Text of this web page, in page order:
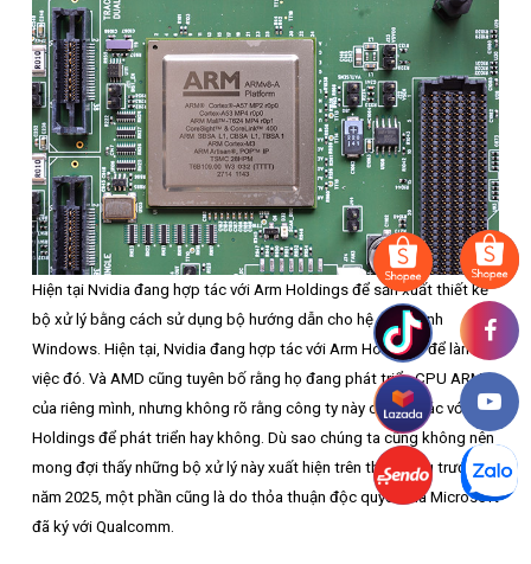
Hiện tại Nvidia đang hợp tác với Arm Holdings để sản xuất thiết kế
bộ xử lý bằng cách sử dụng bộ hướng dẫn cho hệ điều hành
Windows. Hiện tại, Nvidia đang hợp tác với Arm Holdings để làm
việc đó. Và AMD cũng tuyên bố rằng họ đang phát triển CPU ARM
của riêng mình, nhưng không rõ rằng công ty này có hợp tác với Arm
Holdings để phát triển hay không. Dù sao chúng ta cũng không nên
mong đợi thấy những bộ xử lý này xuất hiện trên thị trường trước
năm 2025, một phần cũng là do thỏa thuận độc quyền mà Microsoft
đã ký với Qualcomm.